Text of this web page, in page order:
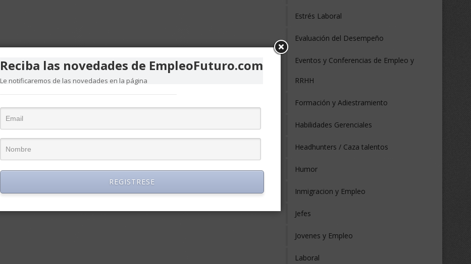
Estrés Laboral
Evaluación del Desempeño
Eventos y Conferencias de Empleo y
RRHH
Formación y Adiestramiento
Habilidades Gerenciales
Headhunters / Caza talentos
Humor
Inmigracion y Empleo
Jefes
Jovenes y Empleo
Laboral
Reciba las novedades de EmpleoFuturo.com
Le notificaremos de las novedades en la página
REGISTRESE